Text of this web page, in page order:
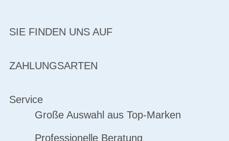
SIE FINDEN UNS AUF
ZAHLUNGSARTEN
Service
Große Auswahl aus Top-Marken
Professionelle Beratung